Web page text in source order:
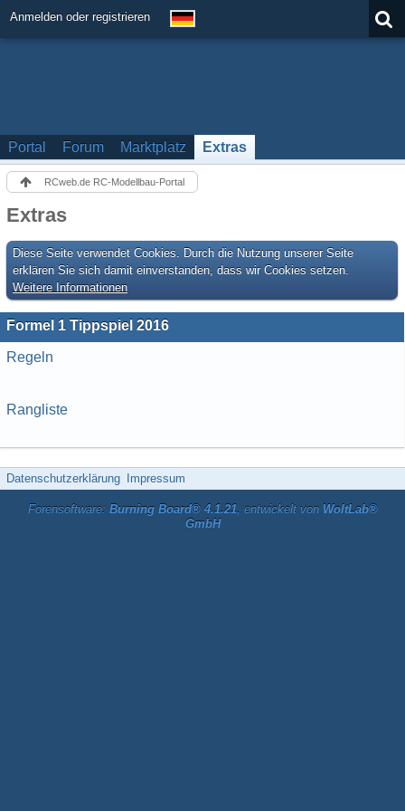
Anmelden oder registrieren
Portal Forum Marktplatz Extras
RCweb.de RC-Modellbau-Portal
Extras
Diese Seite verwendet Cookies. Durch die Nutzung unserer Seite
erklären Sie sich damit einverstanden, dass wir Cookies setzen.
Weitere Informationen
Formel 1 Tippspiel 2016
Regeln
Rangliste
Datenschutzerklärung Impressum
Forensoftware: Burning Board® 4.1.21, entwickelt von WoltLab®
GmbH